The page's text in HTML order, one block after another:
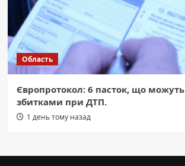
Область
Європротокол: 6 пасток, що
збитками при ДТП.
1 день тому назад